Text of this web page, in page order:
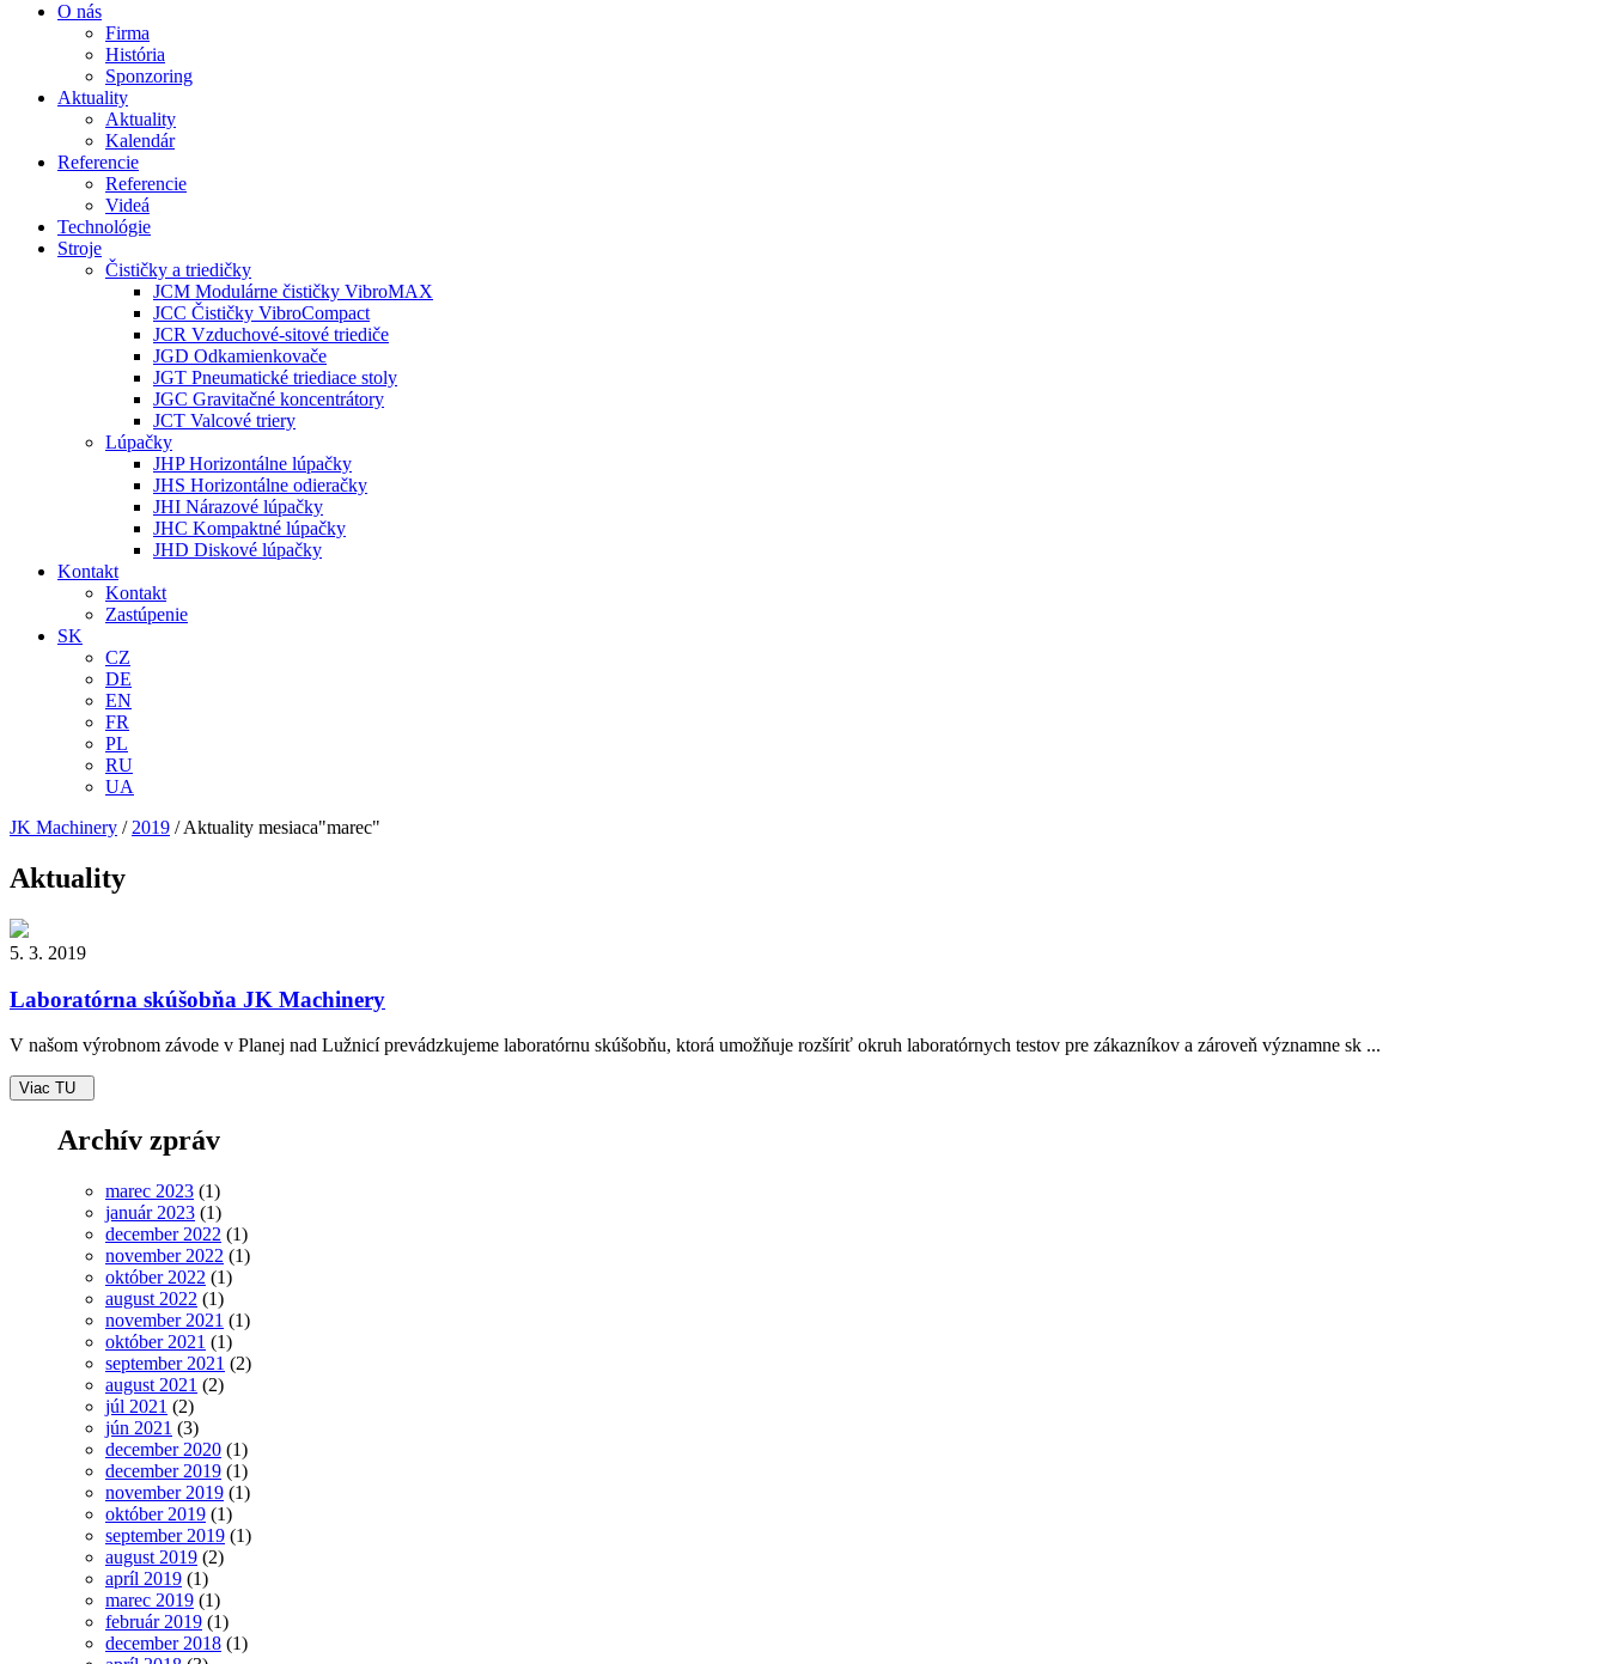
O nás
Firma
História
Sponzoring
Aktuality
Aktuality
Kalendár
Referencie
Referencie
Videá
Technológie
Stroje
Čističky a triedičky
JCM Modulárne čističky VibroMAX
JCC Čističky VibroCompact
JCR Vzduchové-sitové triediče
JGD Odkamienkovače
JGT Pneumatické triediace stoly
JGC Gravitačné koncentrátory
JCT Valcové triery
Lúpačky
JHP Horizontálne lúpačky
JHS Horizontálne odieračky
JHI Nárazové lúpačky
JHC Kompaktné lúpačky
JHD Diskové lúpačky
Kontakt
Kontakt
Zastúpenie
SK
CZ
DE
EN
FR
PL
RU
UA
JK Machinery / 2019 /Aktuality mesiaca"marec"
Aktuality
5. 3. 2019
Laboratórna skúšobňa JK Machinery
V našom výrobnom závode v Planej nad Lužnicí prevádzkujeme laboratórnu skúšobňu, ktorá umožňuje rozšíriť okruh laboratórnych testov pre zákazníkov a zároveň významne sk ...
Viac TU
Archív zpráv
marec 2023 (1)
január 2023 (1)
december 2022 (1)
november 2022 (1)
október 2022 (1)
august 2022 (1)
november 2021 (1)
október 2021 (1)
september 2021 (2)
august 2021 (2)
júl 2021 (2)
jún 2021 (3)
december 2020 (1)
december 2019 (1)
november 2019 (1)
október 2019 (1)
september 2019 (1)
august 2019 (2)
apríl 2019 (1)
marec 2019 (1)
február 2019 (1)
december 2018 (1)